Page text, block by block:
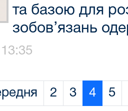
та базою для
зобов’язань
2 3 4 5